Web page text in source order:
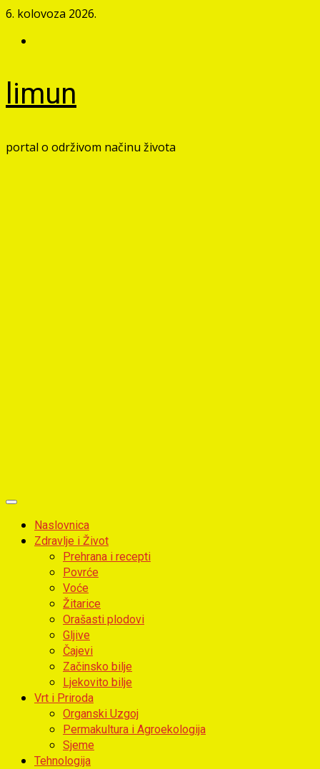
Skip
content
6. kolovoza 2026.
limun
portal o održivom načinu života
Primary
MenuNaslovnica
Zdravlje i Život
Prehrana i recepti
Povrće
Voće
Žitarice
Orašasti plodovi
Gljive
Čajevi
Začinsko bilje
Ljekovito bilje
Vrt i Priroda
Organski Uzgoj
Permakultura i Agroekologija
Sjeme
Tehnologija